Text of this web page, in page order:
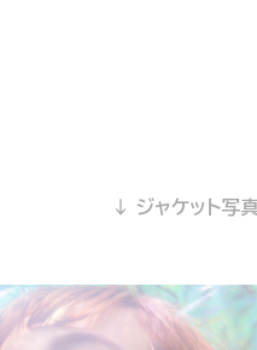
↓ ジャケット写